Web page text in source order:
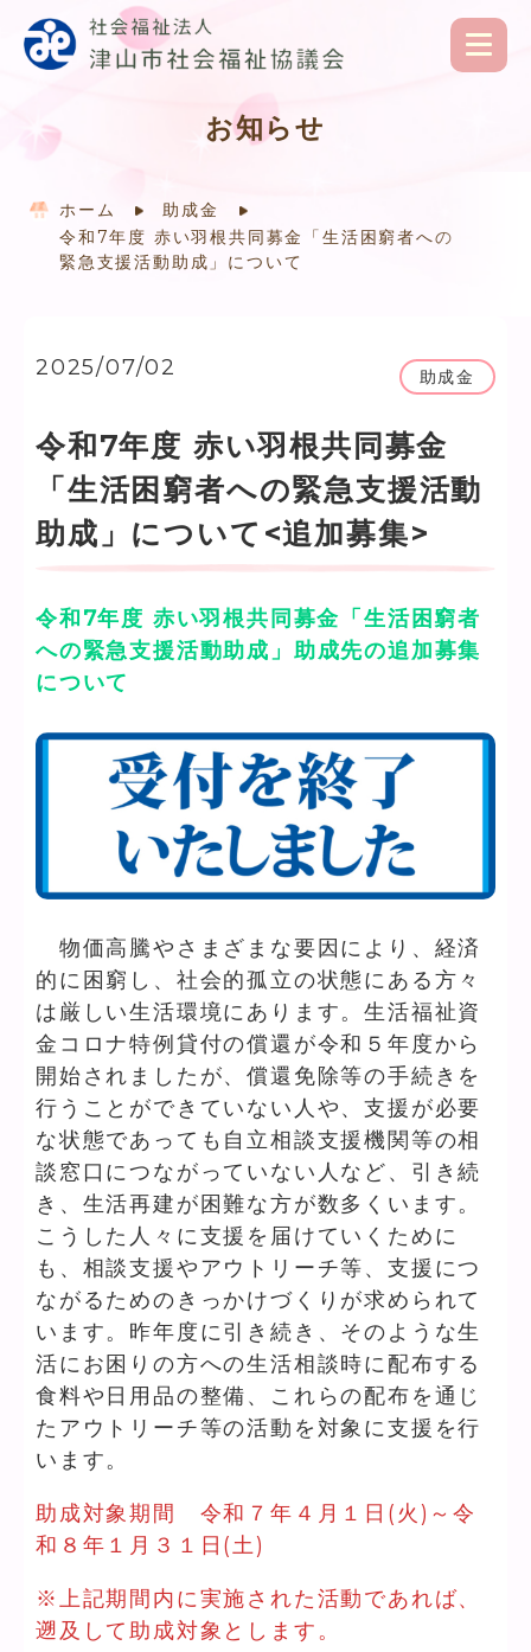
お知らせ
ホーム
助成金
令和7年度 赤い羽根共同募金「生活困窮者への
緊急支援活動助成」について
2025/07/02 助成金
令和7年度 赤い羽根共同募金
「生活困窮者への緊急支援活動
助成」について<追加募集>
令和7年度 赤い羽根共同募金「生活困窮者
への緊急支援活動助成」助成先の追加募集
について
物価高騰やさまざまな要因により、経済
的に困窮し、社会的孤立の状態にある方々
は厳しい生活環境にあります。生活福祉資
金コロナ特例貸付の償還が令和５年度から
開始されましたが、償還免除等の手続きを
行うことができていない人や、支援が必要
な状態であっても自立相談支援機関等の相
談窓口につながっていない人など、引き続
き、生活再建が困難な方が数多くいます。
こうした人々に支援を届けていくために
も、相談支援やアウトリーチ等、支援につ
ながるためのきっかけづくりが求められて
います。昨年度に引き続き、そのような生
活にお困りの方への生活相談時に配布する
食料や日用品の整備、これらの配布を通じ
たアウトリーチ等の活動を対象に支援を行
います。
助成対象期間 令和７年４月１日(火)～令
和８年１月３１日(土)
※上記期間内に実施された活動であれば、
遡及して助成対象とします。